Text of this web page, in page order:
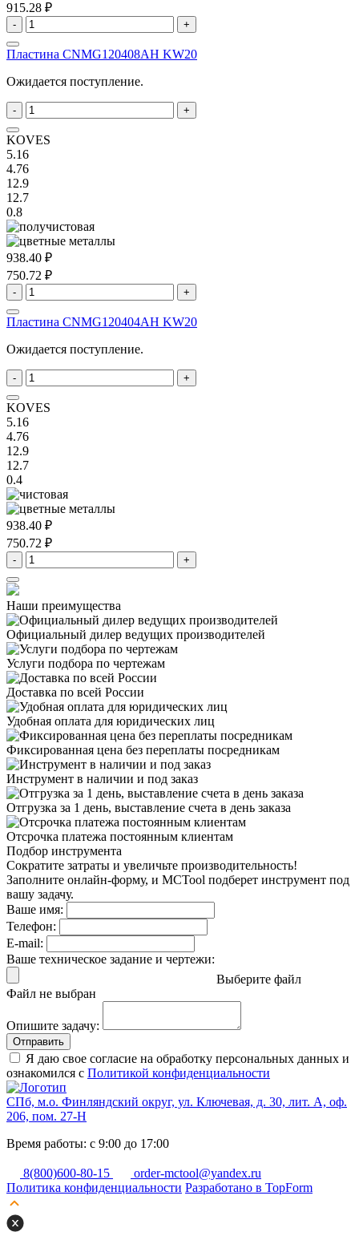
915.28 ₽
- +
Пластина CNMG120408AH KW20
Ожидается поступление.
- +
KOVES
5.16
4.76
12.9
12.7
0.8
938.40 ₽
750.72 ₽
- +
Пластина CNMG120404AH KW20
Ожидается поступление.
- +
KOVES
5.16
4.76
12.9
12.7
0.4
938.40 ₽
750.72 ₽
- +
Наши преимущества
Официальный дилер ведущих производителей
Услуги подбора по чертежам
Доставка по всей России
Удобная оплата для юридических лиц
Фиксированная цена без переплаты посредникам
Инструмент в наличии и под заказ
Отгрузка за 1 день, выставление счета в день заказа
Отсрочка платежа постоянным клиентам
Подбор инструмента
Сократите затраты и увеличьте производительность!
Заполните онлайн-форму, и MCTool подберет инструмент под
вашу задачу.
Ваше имя:
Телефон:
E-mail:
Ваше техническое задание и чертежи:
Выберите файл
Файл не выбран
Опишите задачу:
Отправить
Я даю свое согласие на обработку персональных данных и
ознакомился с Политикой конфиденциальности
СПб, м.о. Финляндский округ, ул. Ключевая, д. 30, лит. А, оф.
206, пом. 27-Н
Время работы: с 9:00 до 17:00
8(800)600-80-15
order-mctool@yandex.ru
Политика конфиденциальности Разработано в TopForm